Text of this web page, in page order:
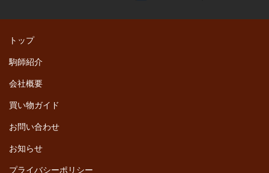
トップ
駒師紹介
会社概要
買い物ガイド
お問い合わせ
お知らせ
プライバシーポリシー